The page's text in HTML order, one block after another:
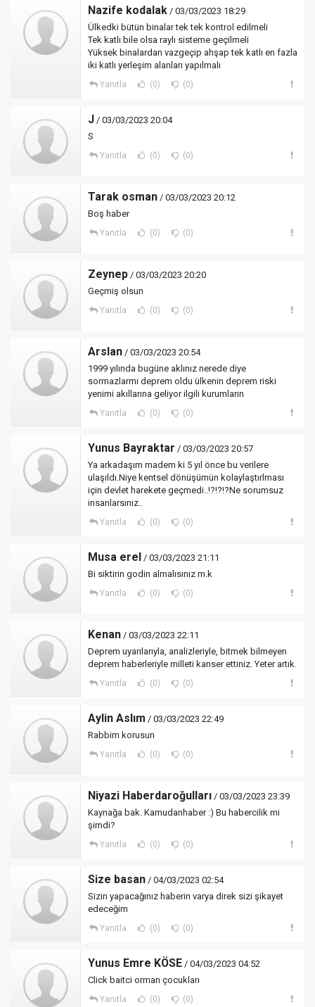
Nazife kodalak / 03/03/2023 18:29
Ülkedki bütün binalar tek tek kontrol edilmeli
Tek katlı bile olsa raylı sisteme geçilmeli
Yüksek binalardan vazgeçip ahşap tek katlı en fazla
iki katlı yerleşim alanları yapılmalı
Yanıtla (0) (0)
J / 03/03/2023 20:04
S
Yanıtla (0) (0)
Tarak osman / 03/03/2023 20:12
Boş haber
Yanıtla (0) (0)
Zeynep / 03/03/2023 20:20
Geçmiş olsun
Yanıtla (0) (0)
Arslan / 03/03/2023 20:54
1999 yılında bugüne aklınız nerede diye
sormazlarmı deprem oldu ülkenin deprem riski
yenimi akıllarına geliyor ilgili kurumların
Yanıtla (0) (0)
Yunus Bayraktar / 03/03/2023 20:57
Ya arkadaşım madem ki 5 yıl önce bu verilere
ulaşıldı.Niye kentsel dönüşümün kolaylaştırlması
için devlet harekete geçmedi..!?!?!?Ne sorumsuz
insanlarsınız..
Yanıtla (0) (0)
Musa erel / 03/03/2023 21:11
Bi siktirin godin almalısınız m.k
Yanıtla (0) (0)
Kenan / 03/03/2023 22:11
Deprem uyarılarıyla, analizleriyle, bitmek bilmeyen
deprem haberleriyle milleti kanser ettiniz. Yeter artık.
Yanıtla (0) (0)
Aylin Aslım / 03/03/2023 22:49
Rabbim korusun
Yanıtla (0) (0)
Niyazi Haberdaroğulları / 03/03/2023 23:39
Kaynağa bak. Kamudanhaber :) Bu habercilik mi
şimdi?
Yanıtla (0) (0)
Size basan / 04/03/2023 02:54
Sizin yapacağınız haberin varya direk sizi şikayet
edeceğim
Yanıtla (0) (0)
Yunus Emre KÖSE / 04/03/2023 04:52
Click baitci orman çocukları
Yanıtla (0) (0)